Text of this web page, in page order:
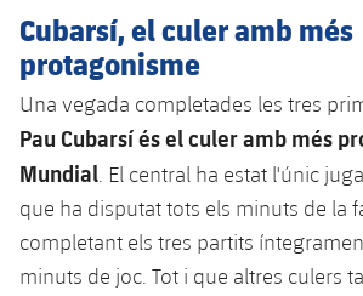
La Masia
Serveis
Serveis Mèdics
Accessibilitat
plusicon
més
Instal·lacions
SUB8 A
SUB8 B
Jugadors
Fotos
Història
Palmarès
Jugadors
Fotos
Cadet B
Infantil A
Infantil B
Calendari
Entrades
Resultats
Classificació
Actualitat
Calendari
Resultats
Jugadors
Base
plusicon
més
Actualitat
Juvenil
Cadet
Campus Verano
PLUSICON
MÉS
Primer equip
plusicon
més
Cubarsí, el culer amb més
protagonisme
Una vegada completades les tres
Pau Cubarsí és el culer amb més
Mundial . El central ha estat l'únic
que ha disputat tots els minuts de la
completant els tres partits
minuts de joc. Tot i que altres culers